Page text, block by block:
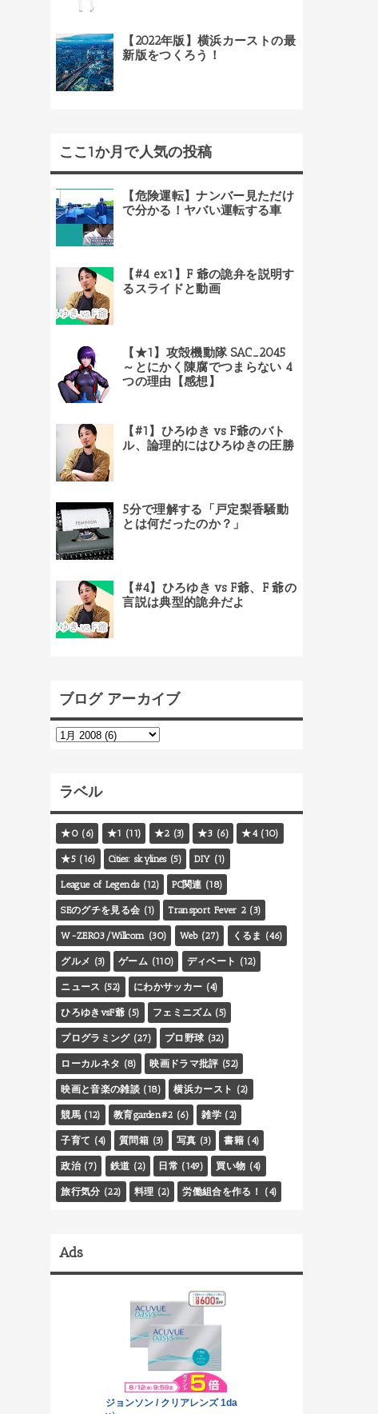
【2022年版】横浜カーストの最
新版をつくろう！
ここ1か月で人気の投稿
【危険運転】ナンバー見ただけ
で分かる！ヤバい運転する車
【#4 ex1】F 爺の詭弁を説明す
るスライドと動画
【★1】攻殻機動隊 SAC_2045
～とにかく陳腐でつまらない 4
つの理由【感想】
【#1】ひろゆき vs F爺のバト
ル、論理的にはひろゆきの圧勝
5分で理解する「戸定梨香騒動
とは何だったのか？」
【#4】ひろゆき vs F爺、F 爺の
言説は典型的詭弁だよ
ブログ アーカイブ
ラベル
★0 (6) ★1 (11) ★2 (3) ★3 (6) ★4 (10)
★5 (16) Cities: skylines (5) DIY (1)
League of Legends (12) PC関連 (18)
SEのグチを見る会 (1) Transport Fever 2 (3)
W-ZERO3/Willcom (30) Web (27) くるま (46)
グルメ (3) ゲーム (110) ディベート (12)
ニュース (52) にわかサッカー (4)
ひろゆきvsF爺 (5) フェミニズム (5)
プログラミング (27) プロ野球 (32)
ローカルネタ (8) 映画ドラマ批評 (52)
映画と音楽の雑談 (18) 横浜カースト (2)
競馬 (12) 教育garden#2 (6) 雑学 (2)
子育て (4) 質問箱 (3) 写真 (3) 書籍 (4)
政治 (7) 鉄道 (2) 日常 (149) 買い物 (4)
旅行気分 (22) 料理 (2) 労働組合を作る！ (4)
Ads